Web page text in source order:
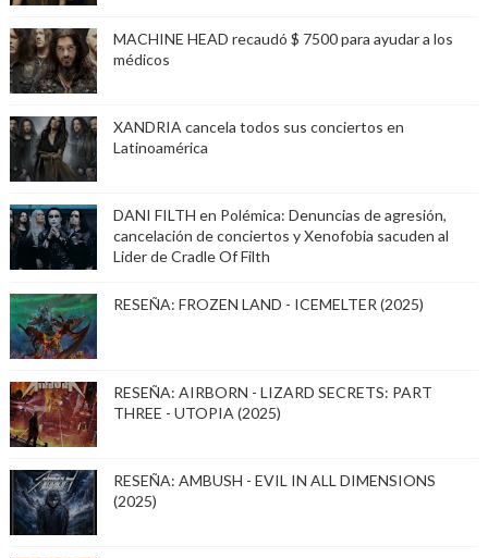
MACHINE HEAD recaudó $ 7500 para ayudar a los
médicos
XANDRIA cancela todos sus conciertos en
Latinoamérica
DANI FILTH en Polémica: Denuncias de agresión,
cancelación de conciertos y Xenofobia sacuden al
Lider de Cradle Of Filth
RESEÑA: FROZEN LAND - ICEMELTER (2025)
RESEÑA: AIRBORN - LIZARD SECRETS: PART
THREE - UTOPIA (2025)
RESEÑA: AMBUSH - EVIL IN ALL DIMENSIONS
(2025)